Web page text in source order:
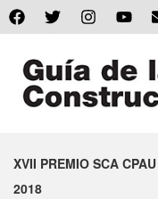
XVII PREMIO SCA
2018